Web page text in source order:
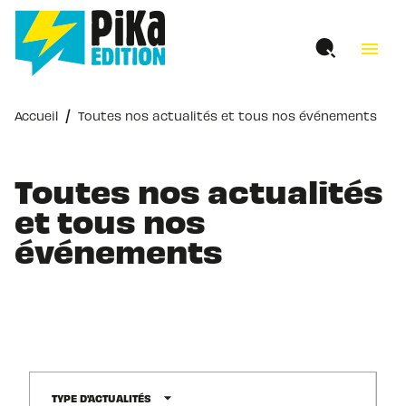
MENU RECHERCHE
PIED DE PAGE
menu
Accueil / Toutes nos actualités et tous nos événements
Toutes nos actualités
et tous nos
événements
TYPE D'ACTUALITÉS arrow_drop_down